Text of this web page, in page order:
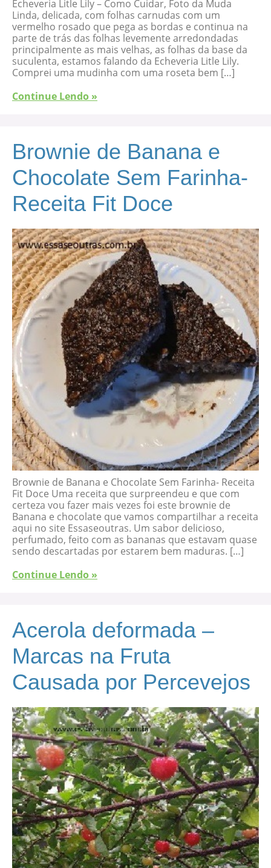
Echeveria Litle Lily – Como Cuidar, Foto da Muda
Linda, delicada, com folhas carnudas com um
vermelho rosado que pega as bordas e continua na
parte de trás das folhas levemente arredondadas
principalmente as mais velhas, as folhas da base da
suculenta, estamos falando da Echeveria Litle Lily.
Comprei uma mudinha com uma roseta bem […]
Continue Lendo »
Brownie de Banana e
Chocolate Sem Farinha-
Receita Fit Doce
Brownie de Banana e Chocolate Sem Farinha- Receita
Fit Doce Uma receita que surpreendeu e que com
certeza vou fazer mais vezes foi este brownie de
Banana e chocolate que vamos compartilhar a receita
aqui no site Essaseoutras. Um sabor delicioso,
perfumado, feito com as bananas que estavam quase
sendo descartadas por estarem bem maduras. […]
Continue Lendo »
Acerola deformada –
Marcas na Fruta
Causada por Percevejos